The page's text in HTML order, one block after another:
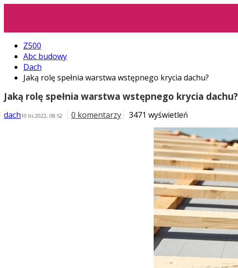
Z500
Abc budowy
Dach
Jaką rolę spełnia warstwa wstępnego krycia dachu?
Jaką rolę spełnia warstwa wstępnego krycia dachu?
dach10 lis 2022, 08:52 0 komentarzy 3471 wyświetleń